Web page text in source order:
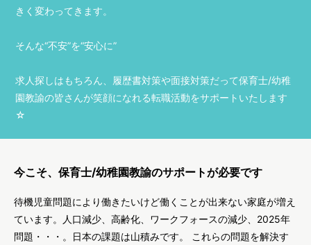
きく変わってきます。
そんな“不安”を“安心に”
求人探しはもちろん、履歴書対策や面接対策だって保育士/幼稚
園教諭の皆さんが笑顔になれる転職活動をサポートいたします
☆
今こそ、保育士/幼稚園教諭のサポートが必要です
待機児童問題により働きたいけど働くことが出来ない家庭が増え
ています。人口減少、高齢化、ワークフォースの減少、2025年
問題・・・。日本の課題は山積みです。 これらの問題を解決す